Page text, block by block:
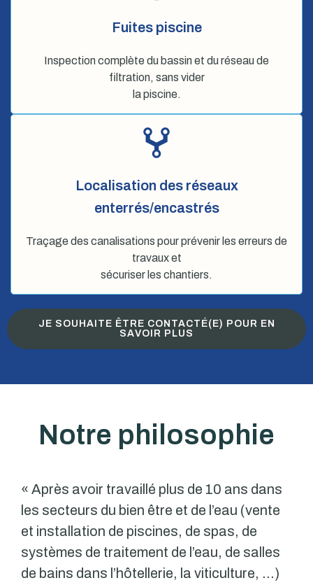
Fuites piscine
Inspection complète du bassin et du réseau de
filtration, sans vider
la piscine.
Localisation des réseaux
enterrés/encastrés
Traçage des canalisations pour prévenir les erreurs de
travaux et
sécuriser les chantiers.
JE SOUHAITE ÊTRE CONTACTÉ(E) POUR EN
SAVOIR PLUS
Notre philosophie
« Après avoir travaillé plus de 10 ans dans
les secteurs du bien être et de l’eau (vente
et installation de piscines, de spas, de
systèmes de traitement de l’eau, de salles
de bains dans l’hôtellerie, la viticulture, …)